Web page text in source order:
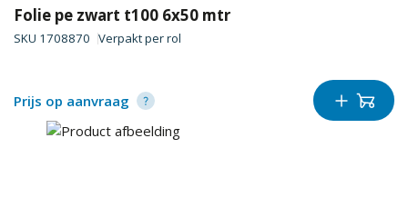
Folie pe zwart t100 6x50 mtr
SKU 1708870 Verpakt perrol
Prijs op aanvraag